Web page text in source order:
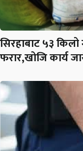
सिरहाबाट ५३
फरार,खोजि कार्य